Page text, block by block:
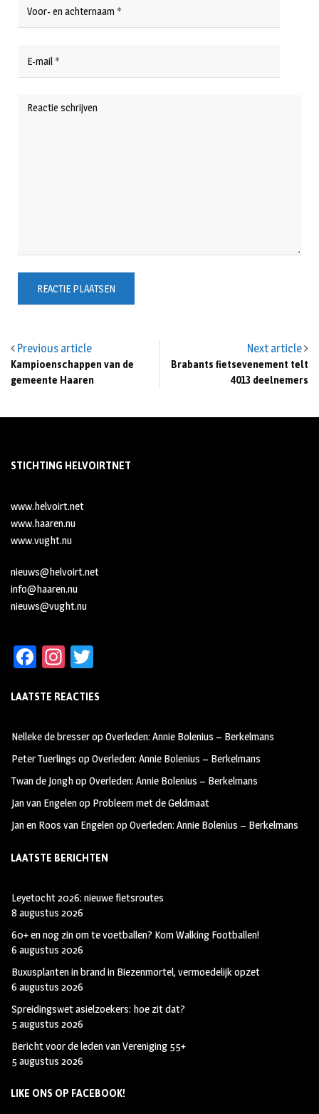
Previous article
Kampioenschappen van de
gemeente Haaren
Next article
Brabants fietsevenement telt
4013 deelnemers
STICHTING HELVOIRTNET
www.helvoirt.net
www.haaren.nu
www.vught.nu
nieuws@helvoirt.net
info@haaren.nu
nieuws@vught.nu
Fa
b
oo
k
In
ag
m
tt
LAATSTE REACTIES
Nelleke de bresseropOverleden: Annie Bolenius – Berkelmans
Peter Tuerlings opOverleden: Annie Bolenius – Berkelmans
Twan de JonghopOverleden: Annie Bolenius – Berkelmans
Jan van Engelenop Probleem met de Geldmaat
Jan en Roos van EngelenopOverleden: Annie Bolenius – Berkelmans
LAATSTE BERICHTEN
Leyetocht 2026: nieuwe fietsroutes
8 augustus 2026
60+ en nog zin om te voetballen? Kom Walking Footballen!
6 augustus 2026
Buxusplanten in brand in Biezenmortel, vermoedelijk opzet
6 augustus 2026
Spreidingswet asielzoekers: hoe zit dat?
5 augustus 2026
Bericht voor de leden van Vereniging 55+
5 augustus 2026
LIKE ONS OP FACEBOOK!